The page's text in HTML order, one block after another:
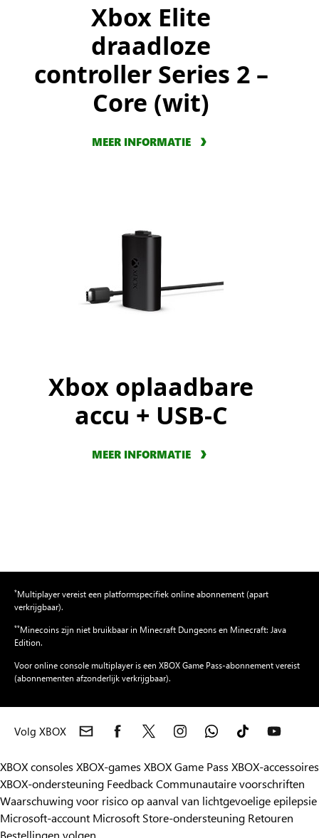
Xbox Elite
draadloze
controller Series 2 –
Core (wit)
MEER INFORMATIE
Xbox oplaadbare
accu + USB-C
MEER INFORMATIE
*Multiplayer vereist een platformspecifiek online abonnement (apart
verkrijgbaar).
**Minecoins zijn niet bruikbaar in Minecraft Dungeons en Minecraft: Java
Edition.
Voor online console multiplayer is een XBOX Game Pass-abonnement vereist
(abonnementen afzonderlijk verkrijgbaar).
Volg XBOX
XBOX consoles XBOX-games XBOX Game Pass XBOX-accessoires
XBOX-ondersteuning FeedbackCommunautaire voorschriften
Waarschuwing voor risico op aanval van lichtgevoelige epilepsie
Microsoft-account Microsoft Store-ondersteuning Retouren
Bestellingen volgen